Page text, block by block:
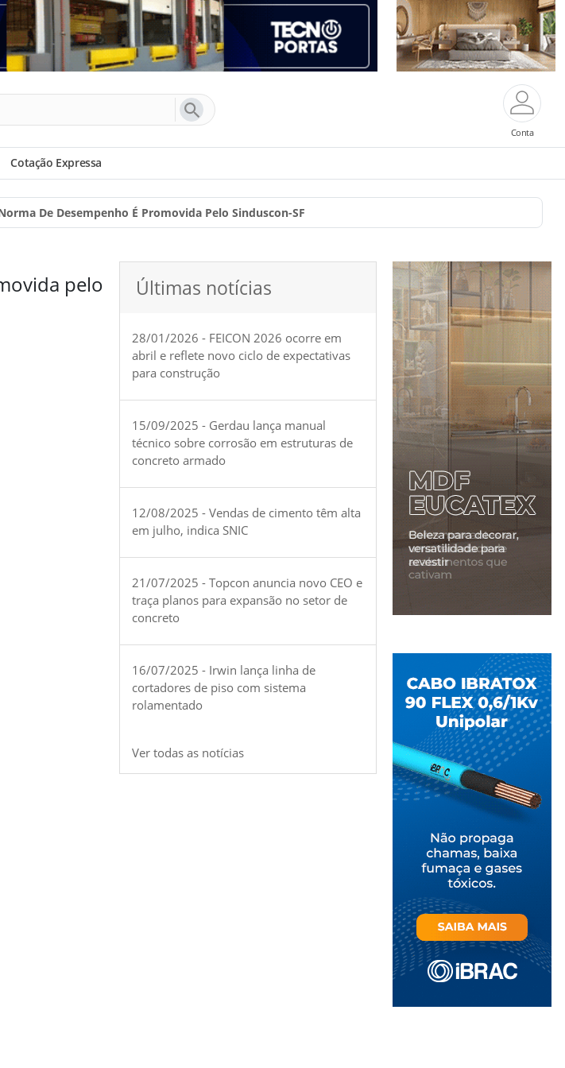
Conta
Cotação Expressa
De Desempenho É Promovida Pelo Sinduscon-SF
pelo
Últimas notícias
28/01/2026 - FEICON 2026 ocorre em
abril e reflete novo ciclo de expectativas
para construção
15/09/2025 - Gerdau lança manual
técnico sobre corrosão em estruturas de
concreto armado
12/08/2025 - Vendas de cimento têm alta
em julho, indica SNIC
21/07/2025 - Topcon anuncia novo CEO e
traça planos para expansão no setor de
concreto
16/07/2025 - Irwin lança linha de
cortadores de piso com sistema
rolamentado
Ver todas as notícias